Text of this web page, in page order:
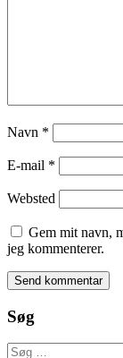
Navn *
E-mail *
Websted
Gem mit navn,
jeg kommenterer.
Søg
Søg